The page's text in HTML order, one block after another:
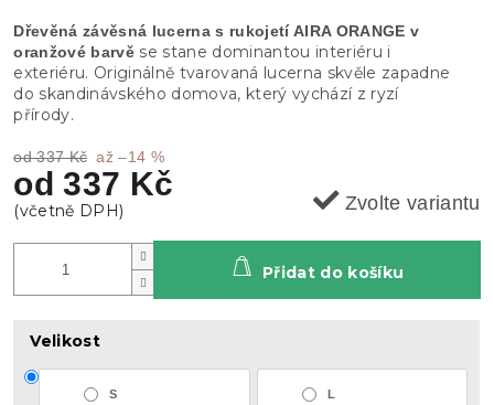
od 337 Kč až –14 %
od337 Kč
Zvolte variantu
Velikost
S L
Přidat do košíku
Dřevěná závěsná lucerna s rukojetí AIRA ORANGE v
oranžové barvě se stane dominantou interiéru i
exteriéru. Originálně tvarovaná lucerna skvěle zapadne
do skandinávského domova, který vychází z ryzí
přírody.